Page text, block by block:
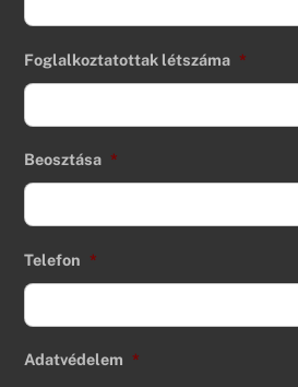
Foglalkoztatottak létszáma *
Beosztása *
Telefon *
Adatvédelem *